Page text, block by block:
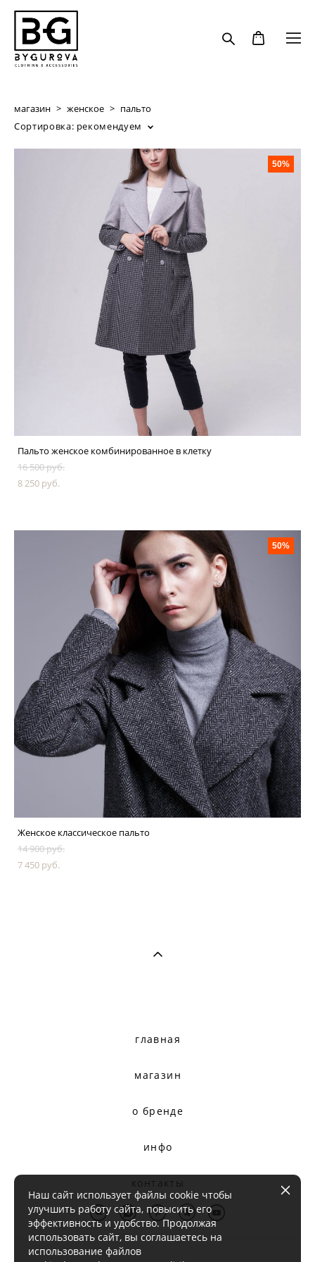
магазин > женское > пальто
Сортировка: рекомендуем
50%
Пальто женское комбинированное в клетку
16 500 pуб.
8 250 pуб.
50%
Женское классическое пальто
14 900 pуб.
7 450 pуб.
главная
магазин
о бренде
инфо
контакты
Наш сайт использует файлы cookie чтобы
улучшить работу сайта, повысить его
эффективность и удобство. Продолжая
использовать сайт, вы соглашаетесь на
использование файлов